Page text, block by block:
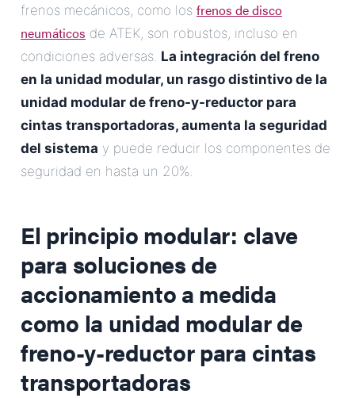
frenos mecánicos, como los frenos de disco
neumáticos de ATEK, son robustos, incluso en
condiciones adversas. La integración del freno
en la unidad modular, un rasgo distintivo de la
unidad modular de freno-y-reductor para
cintas transportadoras, aumenta la seguridad
del sistema y puede reducir los componentes de
seguridad en hasta un 20%.
El principio modular: clave
para soluciones de
accionamiento a medida
como la unidad modular de
freno-y-reductor para cintas
transportadoras